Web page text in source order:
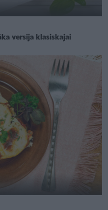
versija klasiskajai